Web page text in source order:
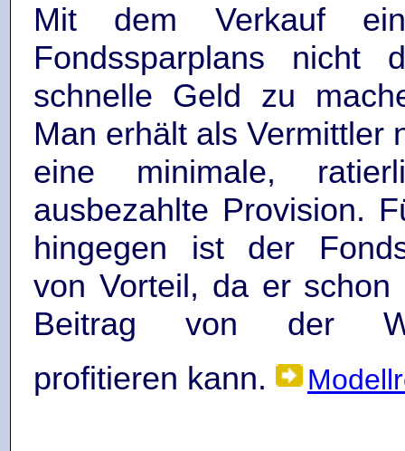
Mit dem Verkauf
Fondssparplans nicht
schnelle Geld zu
Man erhält als Vermittler
eine minimale,
ausbezahlte Provision.
hingegen ist der
von Vorteil, da er
Beitrag von der
profitieren kann.